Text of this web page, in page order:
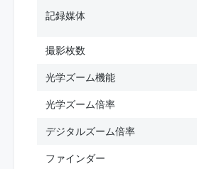
記録媒体
撮影枚数
光学ズーム機能
光学ズーム倍率
デジタルズーム倍率
ファインダー